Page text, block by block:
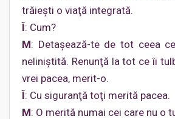
trăieşti o viaţă integrată.
Î: Cum?
M: Detaşează-te de tot ceea
neliniştită. Renunţă la tot ce îi
vrei pacea, merit-o.
Î: Cu siguranţă toţi merită pacea.
M: O merită numai cei care nu o